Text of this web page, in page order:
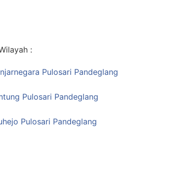
:
Pulosari Pandeglang
Pulosari Pandeglang
Pulosari Pandeglang